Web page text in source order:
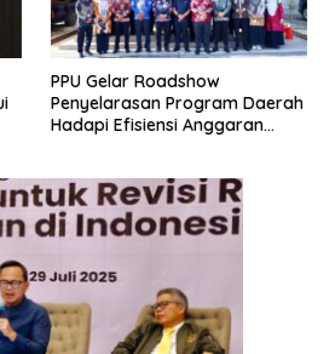
Wabup PPU Pimpin Upacara
Hari Bakti PU ke-80, Tegaskan
Disiplin Aparatur